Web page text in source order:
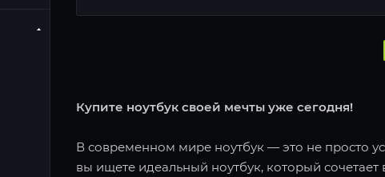
Купите ноутбук своей мечты уже сегодня!
В современном мире ноутбук — это не просто
вы ищете идеальный ноутбук, который